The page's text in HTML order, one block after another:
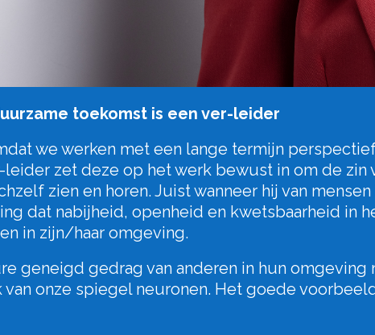
toekomst is een ver-leider
we werken met een lange termijn
zet deze op het werk bewust in om de
zien en horen. Juist wanneer hij van
dat nabijheid, openheid en kwetsbaarheid in
in zijn/haar omgeving.
geneigd gedrag van anderen in hun
onze spiegel neuronen. Het goede